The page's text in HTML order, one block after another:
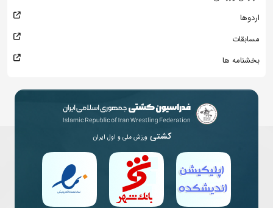
اردوها
مسابقات
بخشنامه ها
کشتی ورزش ملی و اول ایران